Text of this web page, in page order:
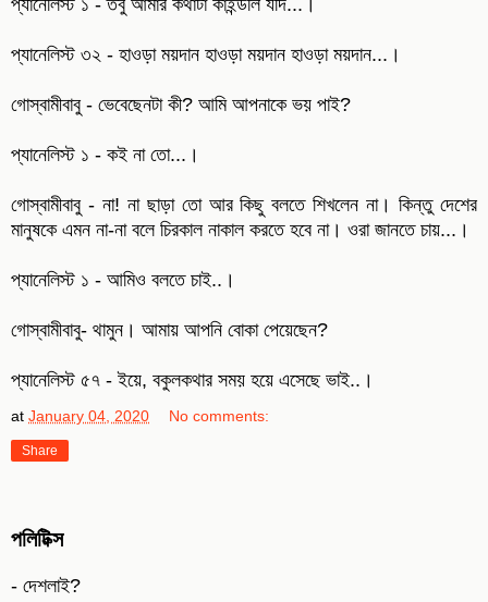
প্যানেলিস্ট ১ - তবু আমার কথাটা কাইন্ডলি যদি...।
প্যানেলিস্ট ৩২ - হাওড়া ময়দান হাওড়া ময়দান হাওড়া ময়দান...।
গোস্বামীবাবু - ভেবেছেনটা কী? আমি আপনাকে ভয় পাই?
প্যানেলিস্ট ১ - কই না তো...।
গোস্বামীবাবু - না! না ছাড়া তো আর কিছু বলতে শিখলেন না। কিন্তু দেশের
মানুষকে এমন না-না বলে চিরকাল নাকাল করতে হবে না। ওরা জানতে চায়...।
প্যানেলিস্ট ১ - আমিও বলতে চাই..।
গোস্বামীবাবু- থামুন। আমায় আপনি বোকা পেয়েছেন?
প্যানেলিস্ট ৫৭ - ইয়ে, বকুলকথার সময় হয়ে এসেছে ভাই..।
at January 04, 2020 No comments:
Share
পলিটিক্স
- দেশলাই?